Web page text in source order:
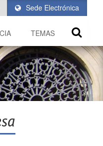
Sede Electrónica
TEMAS